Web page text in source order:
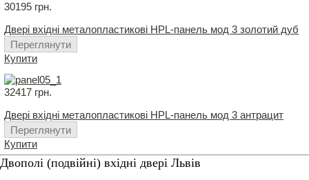
30195 грн.
Двері вхідні металопластикові HPL-панель мод 3 золотий дуб
Переглянути
Купити
32417 грн.
Двері вхідні металопластикові HPL-панель мод 3 антрацит
Переглянути
Купити
Двополі (подвійні) вхідні двері Львів